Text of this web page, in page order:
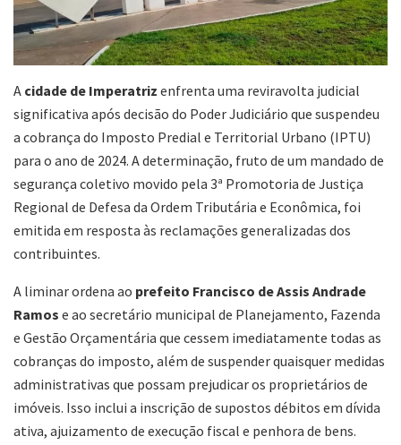
A cidade de Imperatriz enfrenta uma reviravolta judicial
significativa após decisão do Poder Judiciário que suspendeu
a cobrança do Imposto Predial e Territorial Urbano (IPTU)
para o ano de 2024. A determinação, fruto de um mandado de
segurança coletivo movido pela 3ª Promotoria de Justiça
Regional de Defesa da Ordem Tributária e Econômica, foi
emitida em resposta às reclamações generalizadas dos
contribuintes.
A liminar ordena ao prefeito Francisco de Assis Andrade
Ramos e ao secretário municipal de Planejamento, Fazenda
e Gestão Orçamentária que cessem imediatamente todas as
cobranças do imposto, além de suspender quaisquer medidas
administrativas que possam prejudicar os proprietários de
imóveis. Isso inclui a inscrição de supostos débitos em dívida
ativa, ajuizamento de execução fiscal e penhora de bens.